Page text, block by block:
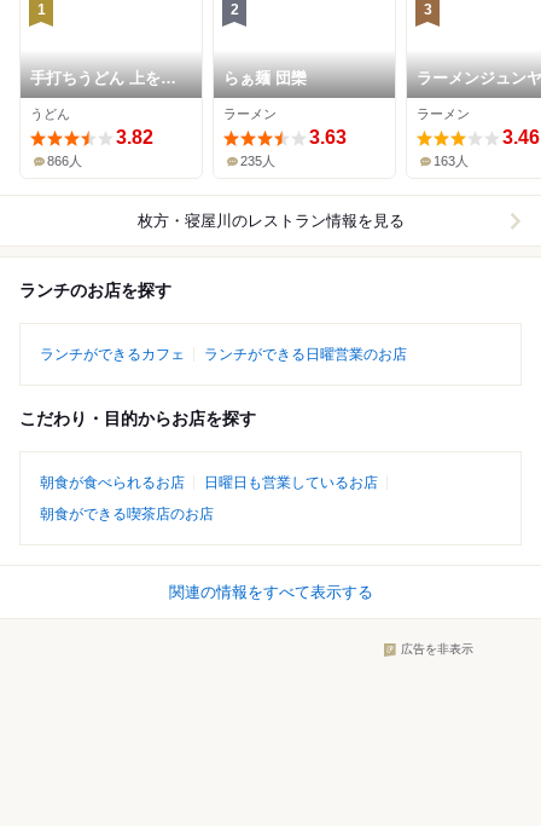
1
手打ちうどん 上を向
いて
うどん
3.82
866人
2
らぁ麺 団欒
ラーメン
3.63
235人
3
ラーメンジュンヤ
ラーメン
3.46
163人
枚方・寝屋川 のレストラン情報を見る
ランチのお店を探す
ランチができるカフェ ランチができる日曜営業のお店
こだわり・目的からお店を探す
朝食が食べられるお店
日曜日も営業しているお店
朝食ができる喫茶店のお店
関連の情報をすべて表示する
広告を非表示